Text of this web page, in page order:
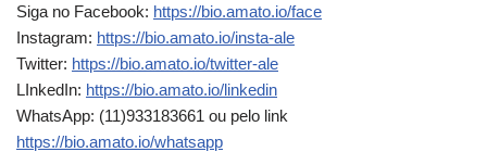
Siga no Facebook: https://bio.amato.io/face
Instagram: https://bio.amato.io/insta-ale
Twitter: https://bio.amato.io/twitter-ale
LInkedIn: https://bio.amato.io/linkedin
WhatsApp: (11)933183661 ou pelo link
https://bio.amato.io/whatsapp